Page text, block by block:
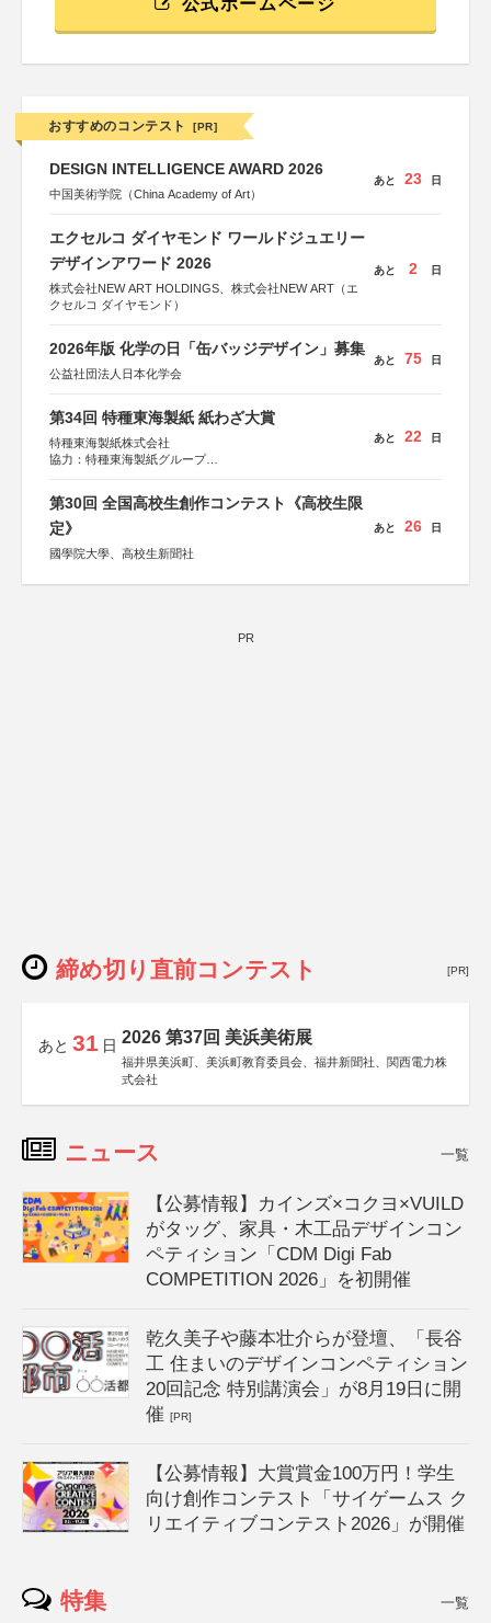
公式ホームページ
おすすめのコンテスト [PR]
DESIGN INTELLIGENCE AWARD 2026
中国美術学院（China Academy of Art）
あと 23 日
エクセルコ ダイヤモンド ワールドジュエリー
デザインアワード 2026
株式会社NEW ART HOLDINGS、株式会社NEW ART（エ
クセルコ ダイヤモンド）
あと 2 日
2026年版 化学の日「缶バッジデザイン」募集
公益社団法人日本化学会
あと 75 日
第34回 特種東海製紙 紙わざ大賞
特種東海製紙株式会社
協力：特種東海製紙グループ
あと 22 日
第30回 全国高校生創作コンテスト《高校生限
定》
國學院大學、高校生新聞社
あと 26 日
PR
締め切り直前コンテスト [PR]
あと 31 日 2026 第37回 美浜美術展
福井県美浜町、美浜町教育委員会、福井新聞社、関西電力株
式会社
ニュース 一覧
【公募情報】カインズ×コクヨ×VUILD
がタッグ、家具・木工品デザインコン
ペティション「CDM Digi Fab
COMPETITION 2026」を初開催
乾久美子や藤本壮介らが登壇、「長谷
工 住まいのデザインコンペティション
20回記念 特別講演会」が8月19日に開
催[PR]
【公募情報】大賞賞金100万円！学生
向け創作コンテスト「サイゲームス ク
リエイティブコンテスト2026」が開催
特集 一覧